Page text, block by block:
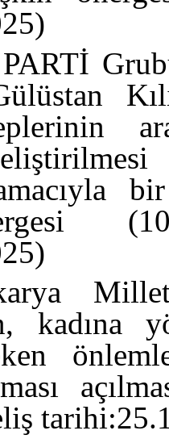
bir
kadına